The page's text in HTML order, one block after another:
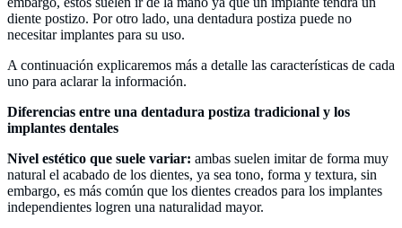
diente postizo. Por otro lado, una dentadura postiza puede no
necesitar implantes para su uso.
A continuación explicaremos más a detalle las características de cada
uno para aclarar la información.
Diferencias entre una dentadura postiza tradicional y los
implantes dentales
Nivel estético que suele variar: ambas suelen imitar de forma muy
natural el acabado de los dientes, ya sea tono, forma y textura, sin
embargo, es más común que los dientes creados para los implantes
independientes logren una naturalidad mayor.